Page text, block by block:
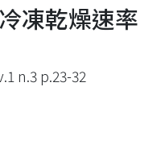
凍乾燥速率
n.3 p.23-32